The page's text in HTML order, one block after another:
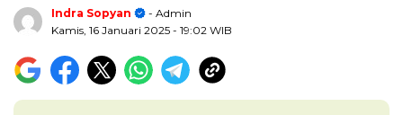
Indra Sopyan
- Admin
Kamis, 16 Januari 2025 - 19:02 WIB